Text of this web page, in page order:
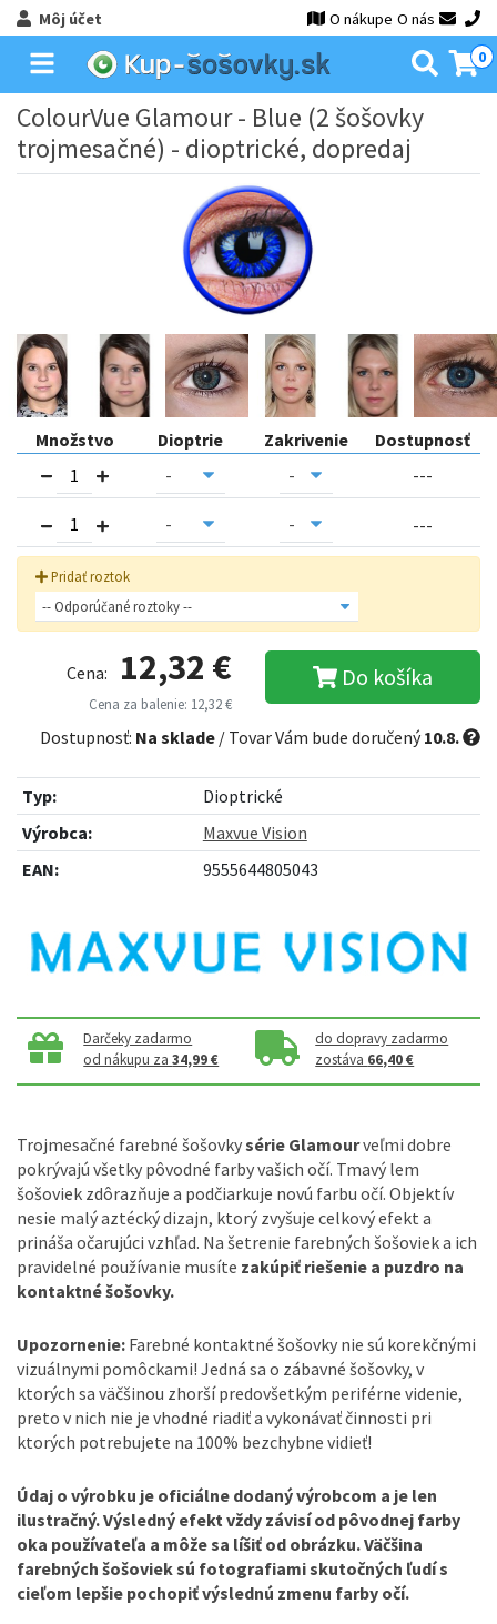
Môj účet O nákupe O nás
0
ColourVue Glamour - Blue (2 šošovky
trojmesačné) - dioptrické, dopredaj
Množstvo Dioptrie Zakrivenie
Dostupnosť
---
---
Pridať roztok
Cena: 12,32 €
Cena za balenie: 12,32 €
Do košíka
Dostupnosť: Na sklade / Tovar Vám bude doručený10.8.
Typ:
Dioptrické
Výrobca:
Maxvue Vision
EAN:
9555644805043
Darčeky zadarmo
od nákupu za34,99 €
do dopravy zadarmo
zostáva 66,40 €
Trojmesačné farebné šošovkysérie Glamourveľmi dobre
pokrývajú všetky pôvodné farby vašich očí. Tmavý lem
šošoviek zdôrazňuje a podčiarkuje novú farbu očí. Objektív
nesie malý aztécký dizajn, ktorý zvyšuje celkový efekt a
prináša očarujúci vzhľad. Na šetrenie farebných šošoviek a ich
pravidelné používanie musíte zakúpiť riešenie a puzdro na
kontaktné šošovky.
Upozornenie: Farebné kontaktné šošovky nie sú korekčnými
vizuálnymi pomôckami! Jedná sa o zábavné šošovky, v
ktorých sa väčšinou zhorší predovšetkým periférne videnie,
preto v nich nie je vhodné riadiť a vykonávať činnosti pri
ktorých potrebujete na 100% bezchybne vidieť!
Údaj o výrobku je oficiálne dodaný výrobcom a je len
ilustračný. Výsledný efekt vždy závisí od pôvodnej farby
oka používateľa a môže sa líšiť od obrázku. Väčšina
farebných šošoviek sú fotografiami skutočných ľudí s
cieľom lepšie pochopiť výslednú zmenu farby očí.